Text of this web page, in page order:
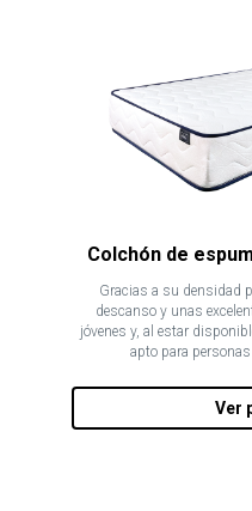
Colchón de
Gracias a su densidad
descanso y unas
jóvenes y, al estar
apto para
Ver